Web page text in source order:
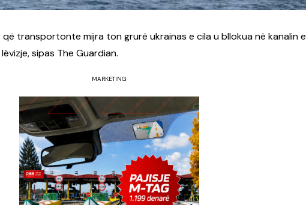
që transportonte mijra ton grurë ukrainas e cila u bllokua në kanalin e
sipas The Guardian.
MARKETING